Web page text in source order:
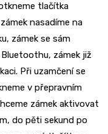
tlačítka
nasadíme na
zámek se sám
zámek již
Při uzamčení se
v přepravním
zámek aktivovat
do pěti sekund po